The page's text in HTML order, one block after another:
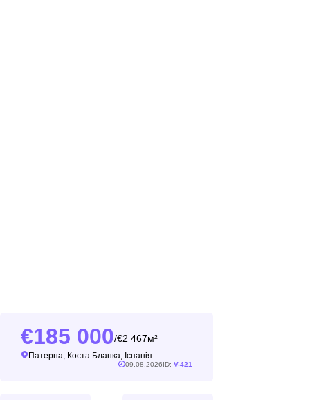
185 000/ 2 467м²
Патерна, Коста Бланка, Іспанія
09.08.2026ID: V-421